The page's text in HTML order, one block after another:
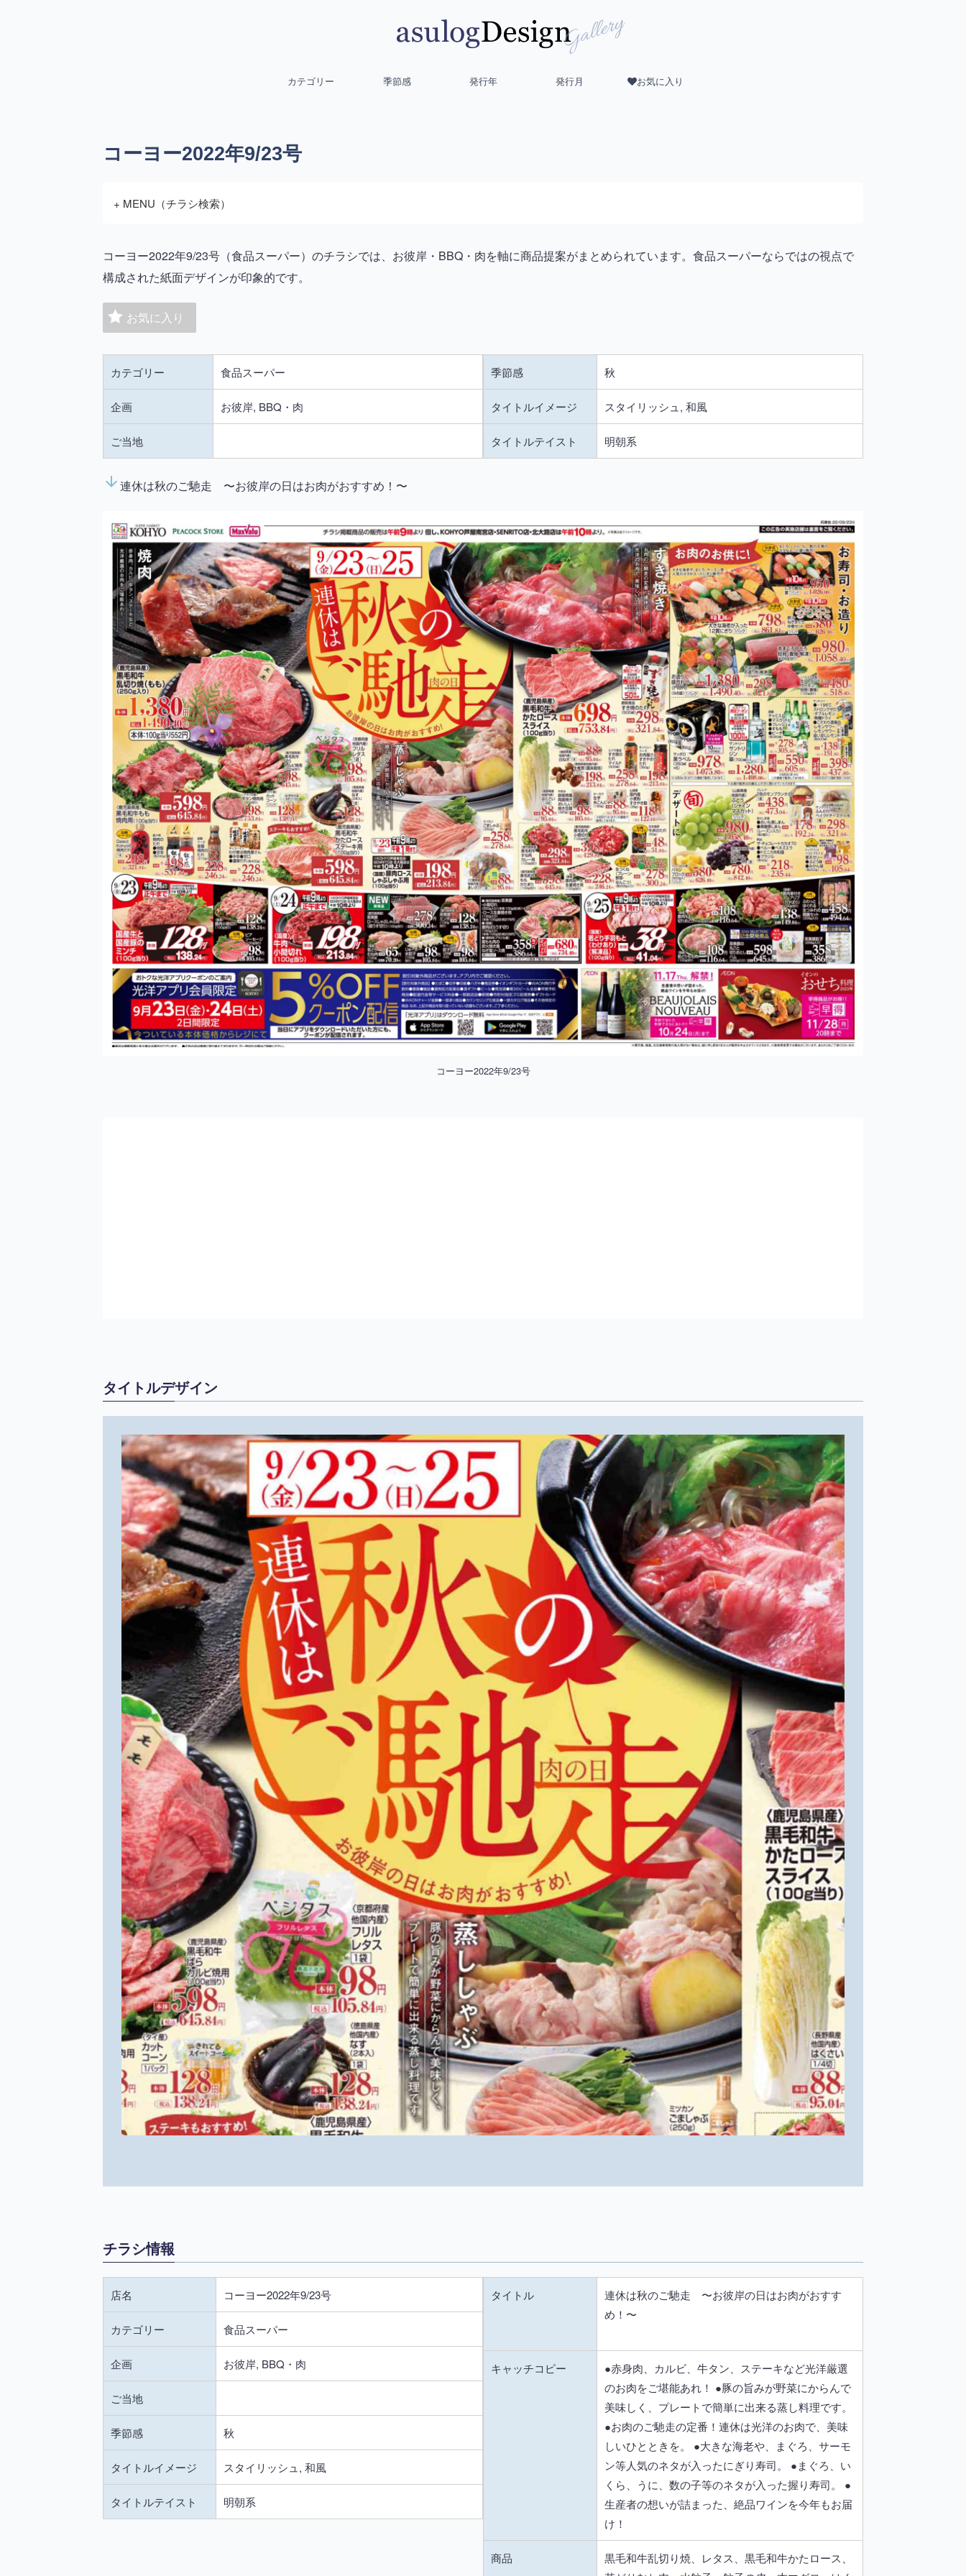
カテゴリー 季節感 発行年 発行月 お気に入り
コーヨー2022年9/23号
+ MENU（チラシ検索）
コーヨー2022年9/23号（食品スーパー）のチラシでは、お彼岸・BBQ・肉を軸に商品提案がまとめられています。食品スーパーならではの視点で
構成された紙面デザインが印象的です。
お気に入り
カテゴリー 食品スーパー
企画 お彼岸, BBQ・肉
ご当地
季節感 秋
タイトルイメージ スタイリッシュ, 和風
タイトルテイスト 明朝系
arrow_downward連休は秋のご馳走 〜お彼岸の日はお肉がおすすめ！〜
コーヨー2022年9/23号
タイトルデザイン
チラシ情報
店名 コーヨー2022年9/23号
カテゴリー 食品スーパー
企画 お彼岸, BBQ・肉
ご当地
季節感 秋
タイトルイメージ スタイリッシュ, 和風
タイトルテイスト 明朝系
タイトル
連休は秋のご馳走 〜お彼岸の日はお肉がおすす
め！〜
キャッチコピー
●赤身肉、カルビ、牛タン、ステーキなど光洋厳選
のお肉をご堪能あれ！ ●豚の旨みが野菜にからんで
美味しく、プレートで簡単に出来る蒸し料理です。
●お肉のご馳走の定番！連休は光洋のお肉で、美味
しいひとときを。 ●大きな海老や、まぐろ、サーモ
ン等人気のネタが入ったにぎり寿司。 ●まぐろ、い
くら、うに、数の子等のネタが入った握り寿司。 ●
生産者の想いが詰まった、絶品ワインを今年もお届
け！
商品
黒毛和牛乱切り焼、レタス、黒毛和牛かたロース、